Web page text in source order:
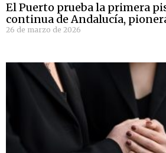
El Puerto prueba la primera
continua de Andalucía,
26 de marzo de 2026